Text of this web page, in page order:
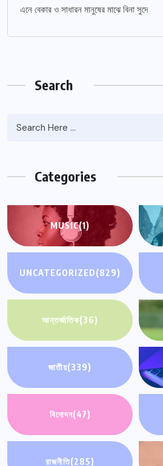
এনে বেকার ও সাধারন মানুষের মাঝে বিনা সুদে
Search
Categories
MUSIC(1)
UNCATEGORIZED(829)
আন্তর্জাতিক(36)
জাতীয়(339)
বিনোদন(47)
রাজনীতি(285)